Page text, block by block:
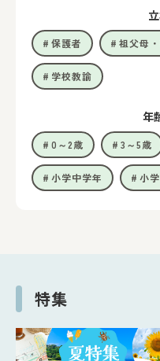
保護者 祖父母
学校教諭
年
0～2歳 3～5歳
小学中学年 小
特集